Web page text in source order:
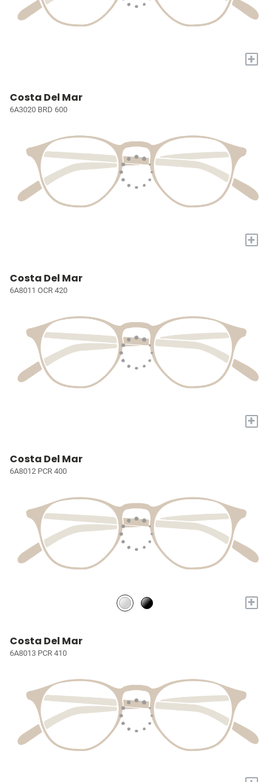
+
Costa Del Mar
6A3020 BRD 600
+
Costa Del Mar
6A8011 OCR 420
+
Costa Del Mar
6A8012 PCR 400
+
Costa Del Mar
6A8013 PCR 410